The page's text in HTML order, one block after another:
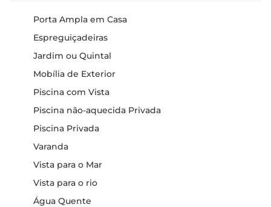
Porta Ampla em Casa
Espreguiçadeiras
Jardim ou Quintal
Mobília de Exterior
Piscina com Vista
Piscina não-aquecida Privada
Piscina Privada
Varanda
Vista para o Mar
Vista para o rio
Água Quente